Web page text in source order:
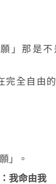
」 那是不
完全自由
」。
我命由我